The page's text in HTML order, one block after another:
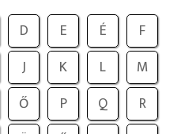
D E É
F
J K L
M
Ő P Q
R